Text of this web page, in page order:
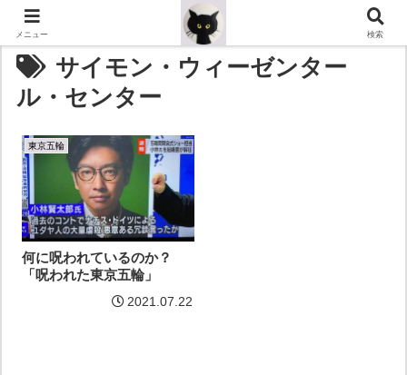
サイモン・ウィーゼンター
ル・センター
東京五輪
何に呪われているのか？
「呪われた東京五輪」
2021.07.22
メニュー 検索